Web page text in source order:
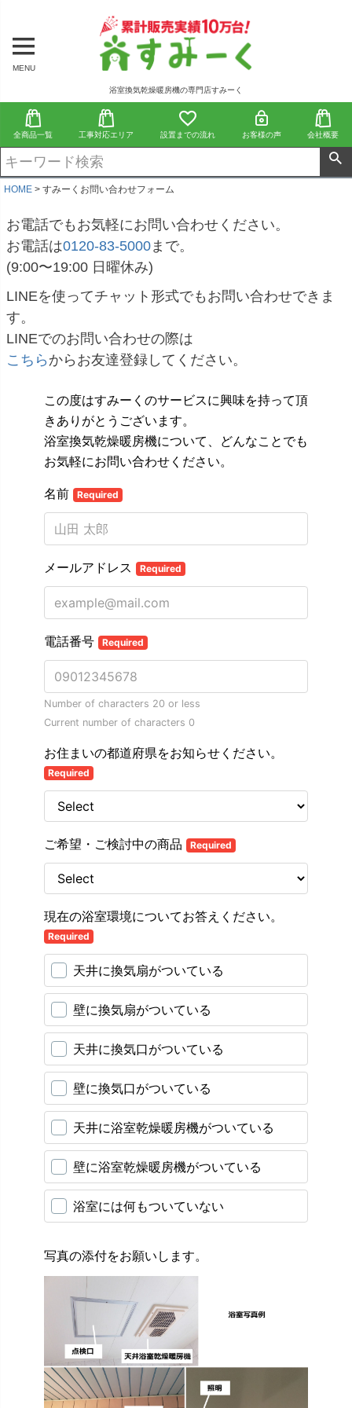
MENU
浴室換気乾燥暖房機の専門店すみーく
全商品一覧 工事対応エリア 設置までの流れ お客様の声 会社概要
HOME すみーくお問い合わせフォーム
お電話でもお気軽にお問い合わせください。
お電話は0120-83-5000まで。
(9:00〜19:00 日曜休み)
LINEを使ってチャット形式でもお問い合わせできま
す。
LINEでのお問い合わせの際は
こちら からお友達登録してください。